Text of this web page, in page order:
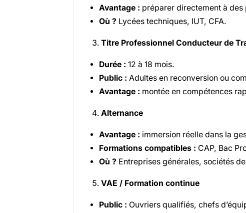
Avantage : préparer directement à des
Où ? Lycées techniques, IUT, CFA.
Titre Professionnel Conducteur de
Durée : 12 à 18 mois.
Public : Adultes en reconversion ou
Avantage : montée en compétences
Alternance
Avantage : immersion réelle dans la
Formations compatibles : CAP, Bac
Où ? Entreprises générales, sociétés
VAE / Formation continue
Public : Ouvriers qualifiés, chefs